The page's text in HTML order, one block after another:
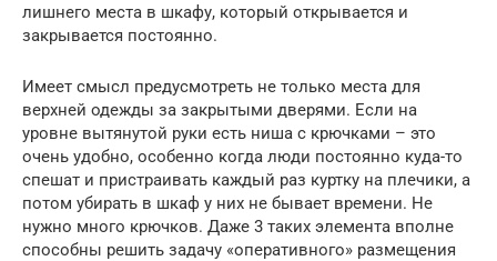
лишнего места в шкафу, который открывается и
закрывается постоянно.
Имеет смысл предусмотреть не только места для
верхней одежды за закрытыми дверями. Если на
уровне вытянутой руки есть ниша с крючками – это
очень удобно, особенно когда люди постоянно куда-то
спешат и пристраивать каждый раз куртку на плечики, а
потом убирать в шкаф у них не бывает времени. Не
нужно много крючков. Даже 3 таких элемента вполне
способны решить задачу «оперативного» размещения